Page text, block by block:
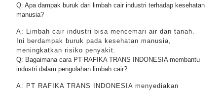
Q: Apa dampak buruk dari limbah cair industri terhadap kesehatan
manusia?
A: Limbah cair industri bisa mencemari air dan tanah.
Ini berdampak buruk pada kesehatan manusia,
meningkatkan risiko penyakit.
Q: Bagaimana cara PT RAFIKA TRANS INDONESIA membantu
industri dalam pengolahan limbah cair?
A: PT RAFIKA TRANS INDONESIA menyediakan